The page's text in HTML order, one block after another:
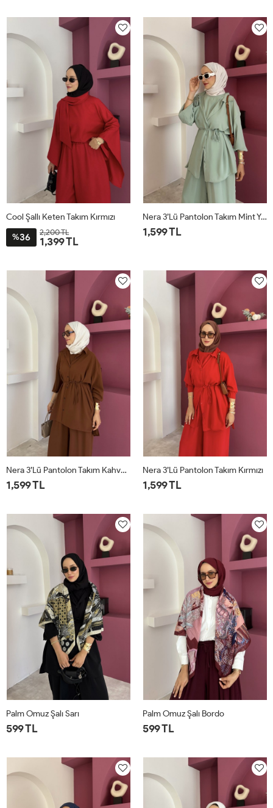
Cool Şallı Keten Takım Kırmızı
%36 2,200 TL
1,399 TL
Nera 3’lü Pantolon Takım Mint Yeşili
1,599 TL
Nera 3’lü Pantolon Takım Kahverengi
1,599 TL
Nera 3’lü Pantolon Takım Kırmızı
1,599 TL
Palm Omuz Şalı Sarı
599 TL
Palm Omuz Şalı Bordo
599 TL